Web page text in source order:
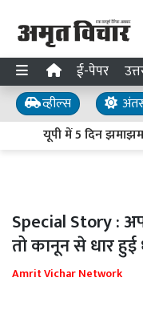
ई-पेपर
व्हील्स
यूपी में 5 दिन
Special Story :
तो कानून से धार
Amrit Vichar Network